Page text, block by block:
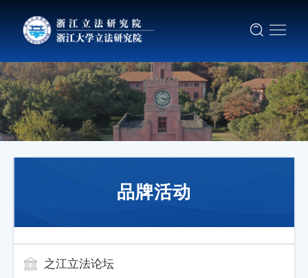
品牌活动
之江立法论坛